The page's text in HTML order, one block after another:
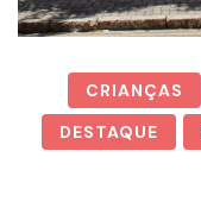
CRIANÇAS
DESTAQUE